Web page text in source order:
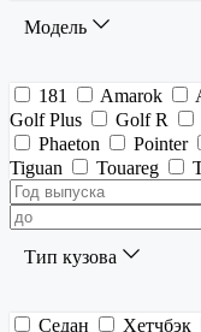
Модель
181 Amarok
Golf Plus
Golf R
Phaeton
Pointer
Tiguan
Touareg
Тип кузова
Седан Хетчбэк